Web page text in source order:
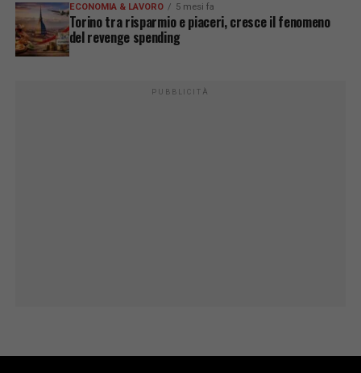
ECONOMIA & LAVORO 5 mesi fa
Torino tra risparmio e piaceri, cresce il fenomeno
del revenge spending
PUBBLICITÀ